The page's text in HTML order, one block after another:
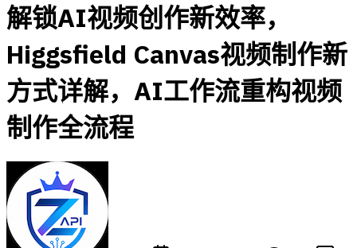
解锁AI视频创作新效率，
Higgsfield Canvas视频制作新
方式详解，AI工作流重构视频
制作全流程